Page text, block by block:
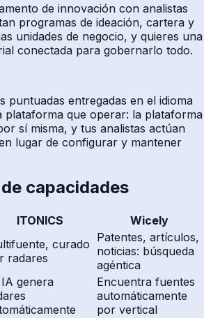
de innovación con analistas
programas de ideación, cartera y
unidades de negocio, y quieres una
conectada para gobernarlo todo.
puntuadas entregadas en el idioma
plataforma que operar: la plataforma
sí misma, y tus analistas actúan
lugar de configurar y mantener
capacidades
ITONICS Wicely
curado
radares
Patentes, artículos,
noticias: búsqueda
agéntica
genera
Encuentra fuentes
automáticamente
por vertical